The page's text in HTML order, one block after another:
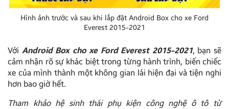
Hình ảnh trước và sau khi lắp đặt Android Box cho xe Ford
Everest 2015-2021
Với Android Box cho xe Ford Everest 2015-2021, bạn sẽ
cảm nhận rõ sự khác biệt trong từng hành trình, biến chiếc
xe của mình thành một không gian lái hiện đại và tiện nghi
hơn bao giờ hết.
Tham khảo hệ sinh thái phụ kiện công nghệ ô tô từ